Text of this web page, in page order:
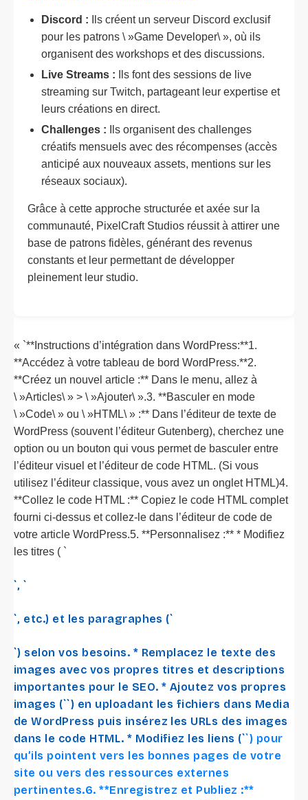
Discord : Ils créent un serveur Discord exclusif
pour les patrons \ »Game Developer\ », où ils
organisent des workshops et des discussions.
Live Streams : Ils font des sessions de live
streaming sur Twitch, partageant leur expertise et
leurs créations en direct.
Challenges : Ils organisent des challenges
créatifs mensuels avec des récompenses (accès
anticipé aux nouveaux assets, mentions sur les
réseaux sociaux).
Grâce à cette approche structurée et axée sur la
communauté, PixelCraft Studios réussit à attirer une
base de patrons fidèles, générant des revenus
constants et leur permettant de développer
pleinement leur studio.
« `**Instructions d’intégration dans WordPress:**1.
**Accédez à votre tableau de bord WordPress.**2.
**Créez un nouvel article :** Dans le menu, allez à
\ »Articles\ » > \ »Ajouter\ ».3. **Basculer en mode
\ »Code\ » ou \ »HTML\ » :** Dans l’éditeur de texte de
WordPress (souvent l’éditeur Gutenberg), cherchez une
option ou un bouton qui vous permet de basculer entre
l’éditeur visuel et l’éditeur de code HTML. (Si vous
utilisez l’éditeur classique, vous avez un onglet HTML)4.
**Collez le code HTML :** Copiez le code HTML complet
fourni ci-dessus et collez-le dans l’éditeur de code de
votre article WordPress.5. **Personnalisez :** * Modifiez
les titres ( `
`, `
`, etc.) et les paragraphes (`
`) selon vos besoins. * Remplacez le texte des
images avec vos propres titres et descriptions
importantes pour le SEO. * Ajoutez vos propres
images (``) en uploadant les fichiers dans Media
de WordPress puis insérez les URLs des images
dans le code HTML. * Modifiez les liens (``) pour
qu’ils pointent vers les bonnes pages de votre
site ou vers des ressources externes
pertinentes.6. **Enregistrez et Publiez :**